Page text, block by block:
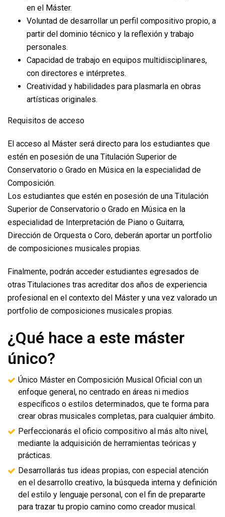
en el Máster.
Voluntad de desarrollar un perfil compositivo propio, a
partir del dominio técnico y la reflexión y trabajo
personales.
Capacidad de trabajo en equipos multidisciplinares,
con directores e intérpretes.
Creatividad y habilidades para plasmarla en obras
artísticas originales.
Requisitos de acceso
El acceso al Máster será directo para los estudiantes que
estén en posesión de una Titulación Superior de
Conservatorio o Grado en Música en la especialidad de
Composición.
Los estudiantes que estén en posesión de una Titulación
Superior de Conservatorio o Grado en Música en la
especialidad de Interpretación de Piano o Guitarra,
Dirección de Orquesta o Coro, deberán aportar un portfolio
de composiciones musicales propias.
Finalmente, podrán acceder estudiantes egresados de
otras Titulaciones tras acreditar dos años de experiencia
profesional en el contexto del Máster y una vez valorado un
portfolio de composiciones musicales propias.
¿Qué hace a este máster
único?
Único Máster en Composición Musical Oficial con un
enfoque general, no centrado en áreas ni medios
específicos o estilos determinados, que te forma para
crear obras musicales completas, para cualquier ámbito.
Perfeccionarás el oficio compositivo al más alto nivel,
mediante la adquisición de herramientas teóricas y
prácticas.
Desarrollarás tus ideas propias, con especial atención
en el desarrollo creativo, la búsqueda interna y definición
del estilo y lenguaje personal, con el fin de prepararte
para trazar tu propio camino como creador musical.